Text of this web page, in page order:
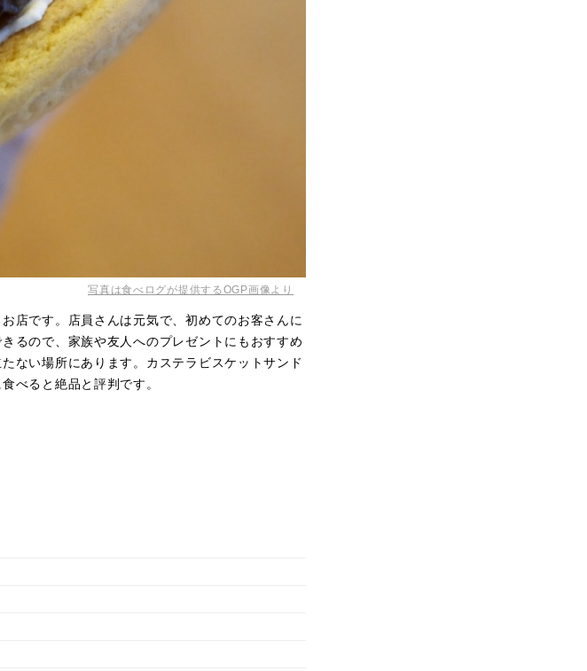
写真は食べログが提供するOGP画像より
店です。店員さんは元気で、初めてのお客さんに
るので、家族や友人へのプレゼントにもおすすめ
ない場所にあります。カステラビスケットサンド
べると絶品と評判です。